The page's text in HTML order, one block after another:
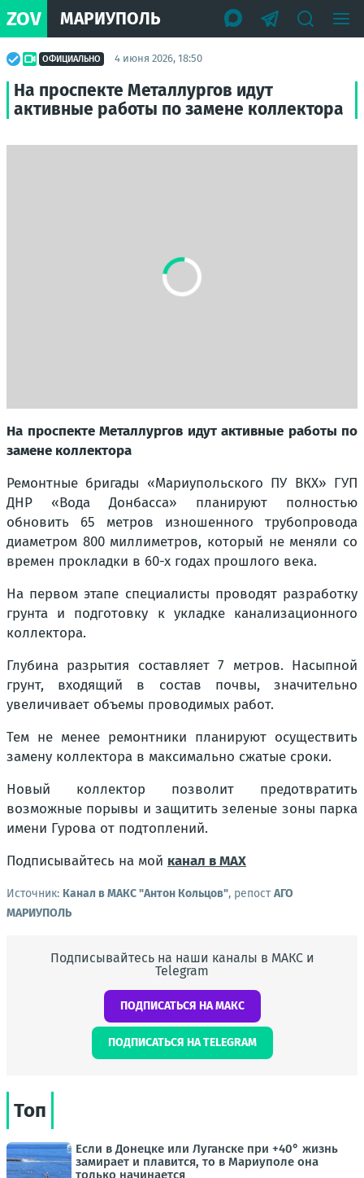
ZOV МАРИУПОЛЬ
ОФИЦИАЛЬНО 4 июня 2026, 18:50
На проспекте Металлургов идут
активные работы по замене коллектора
На проспекте Металлургов идут активные работы по
замене коллектора
Ремонтные бригады «Мариупольского ПУ ВКХ» ГУП
ДНР «Вода Донбасса» планируют полностью
обновить 65 метров изношенного трубопровода
диаметром 800 миллиметров, который не меняли со
времен прокладки в 60-х годах прошлого века.
На первом этапе специалисты проводят разработку
грунта и подготовку к укладке канализационного
коллектора.
Глубина разрытия составляет 7 метров. Насыпной
грунт, входящий в состав почвы, значительно
увеличивает объемы проводимых работ.
Тем не менее ремонтники планируют осуществить
замену коллектора в максимально сжатые сроки.
Новый коллектор позволит предотвратить
возможные порывы и защитить зеленые зоны парка
имени Гурова от подтоплений.
Подписывайтесь на мой канал в MAX
Источник: Канал в МАКС "Антон Кольцов", репостАГО
МАРИУПОЛЬ
Подписывайтесь на наши каналы в МАКС и
Telegram
ПОДПИСАТЬСЯ НА МАКС
ПОДПИСАТЬСЯ НА TELEGRAM
Топ
Если в Донецке или Луганске при +40° жизнь
замирает и плавится, то в Мариуполе она
только начинается